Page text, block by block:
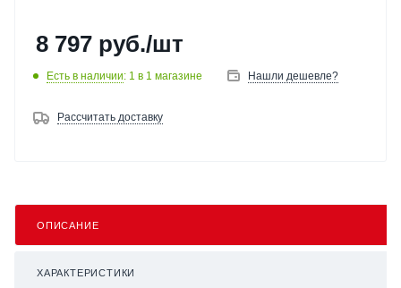
8 797 руб./шт
Есть в наличии: 1 в 1 магазине Нашли дешевле?
Рассчитать доставку
ОПИСАНИЕ
ХАРАКТЕРИСТИКИ